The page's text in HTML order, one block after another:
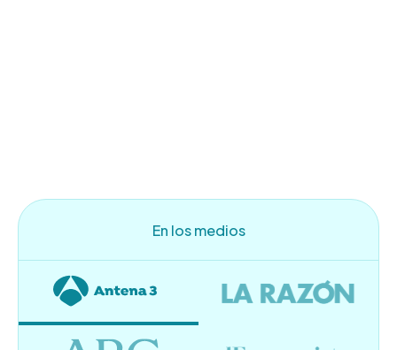
En los medios